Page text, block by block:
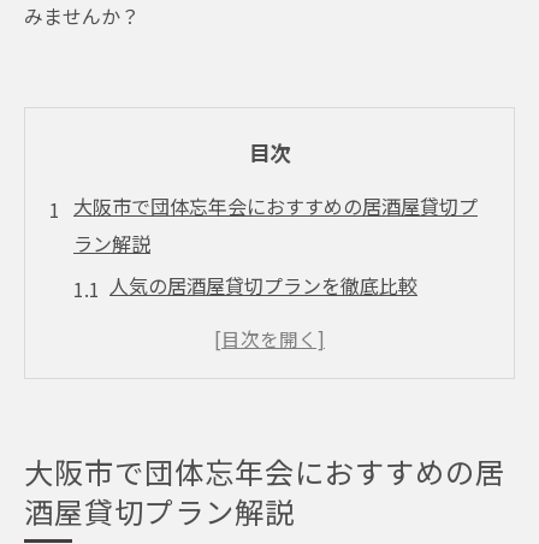
みませんか？
目次
大阪市で団体忘年会におすすめの居酒屋貸切プ
ラン解説
人気の居酒屋貸切プランを徹底比較
大阪市の居酒屋で楽しむ貸切パーティーの
方
大阪市内でおすすめの貸切居酒屋スポット
大阪市で団体忘年会におすすめの居
酒屋貸切プラン解説